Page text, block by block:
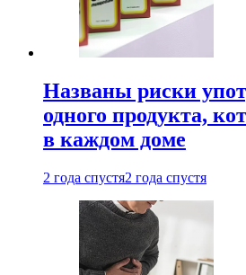
Названы риски
одного продукта,
в каждом доме
2 года спустя2 года спустя